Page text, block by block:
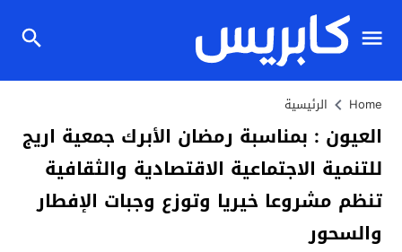
Home الرئيسية
العيون : بمناسبة رمضان الأبرك جمعية اريج
للتنمية الاجتماعية الاقتصادية والثقافية
تنظم مشروعا خيريا وتوزع وجبات الإفطار
والسحور